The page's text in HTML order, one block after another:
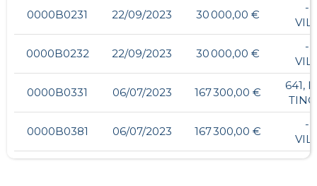
0000B0231 22/09/2023 30 000,00 €
-
0000B0232 22/09/2023 30 000,00 €
-
0000B0331 06/07/2023 167 300,00 €
641,
0000B0381 06/07/2023 167 300,00 €
-